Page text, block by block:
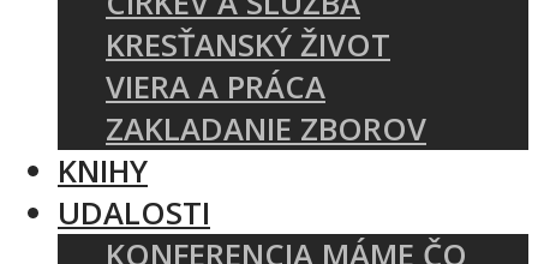
KRESŤANSKÝ ŽIVOT
VIERA A PRÁCA
ZAKLADANIE ZBOROV
KNIHY
UDALOSTI
KONFERENCIA MÁME ČO